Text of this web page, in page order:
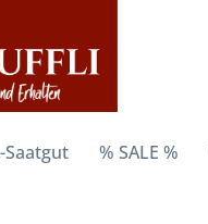
Saatgut % SALE %